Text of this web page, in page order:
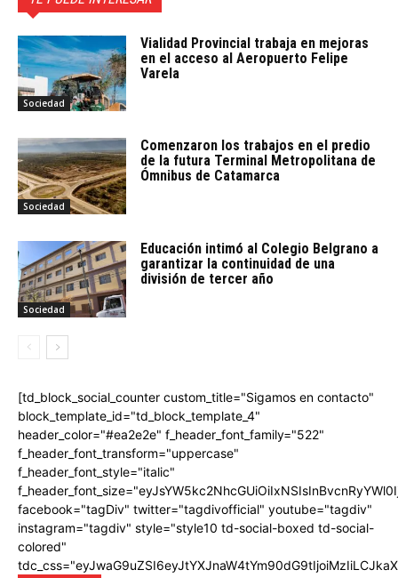
Sociedad
Vialidad Provincial trabaja en mejoras
en el acceso al Aeropuerto Felipe
Varela
Sociedad
Comenzaron los trabajos en el predio
de la futura Terminal Metropolitana de
Ómnibus de Catamarca
Sociedad
Educación intimó al Colegio Belgrano a
garantizar la continuidad de una
división de tercer año
[td_block_social_counter custom_title="Sigamos en contacto"
block_template_id="td_block_template_4"
header_color="#ea2e2e" f_header_font_family="522"
f_header_font_transform="uppercase"
f_header_font_style="italic"
facebook="tagDiv" twitter="tagdivofficial" youtube="tagdiv"
instagram="tagdiv" style="style10 td-social-boxed td-social-
colored"